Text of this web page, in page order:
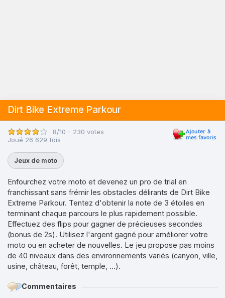
Dirt Bike Extreme Parkour
8/10 - 230 votes
Joué 26 629 fois
Jeux de moto
Enfourchez votre moto et devenez un pro de trial en
franchissant sans frémir les obstacles délirants de Dirt Bike
Extreme Parkour. Tentez d'obtenir la note de 3 étoiles en
terminant chaque parcours le plus rapidement possible.
Effectuez des flips pour gagner de précieuses secondes
(bonus de 2s). Utilisez l'argent gagné pour améliorer votre
moto ou en acheter de nouvelles. Le jeu propose pas moins
de 40 niveaux dans des environnements variés (canyon, ville,
usine, château, forêt, temple, ...).
Commentaires